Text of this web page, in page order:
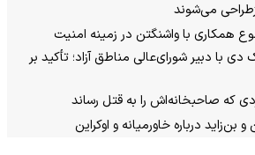
می‌شوند
همکاری با واشنگتن در زمینه امنیت
دی با دبیر شورای‌عالی مناطق آزاد؛ تأکید بر
که صاحبخانه‌اش را به قتل رساند
درباره خاورمیانه و اوکراین